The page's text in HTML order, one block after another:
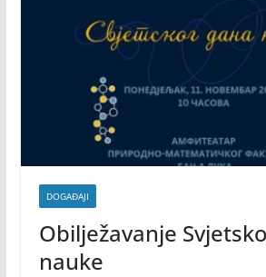
DOGAĐAJI
Obilježavanje
nauke